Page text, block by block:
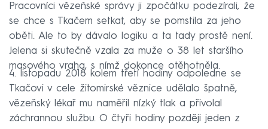
Pracovníci vězeňské správy ji zpočátku podezírali, že
se chce s Tkačem setkat, aby se pomstila za jeho
oběti. Ale to by dávalo logiku a ta tady prostě není.
Jelena si skutečně vzala za muže o 38 let staršího
masového vraha, s nímž dokonce otěhotněla.
4. listopadu 2018 kolem třetí hodiny odpoledne se
Tkačovi v cele žitomirské věznice udělalo špatně,
vězeňský lékař mu naměřil nízký tlak a přivolal
záchrannou službu. O čtyři hodiny později jeden z